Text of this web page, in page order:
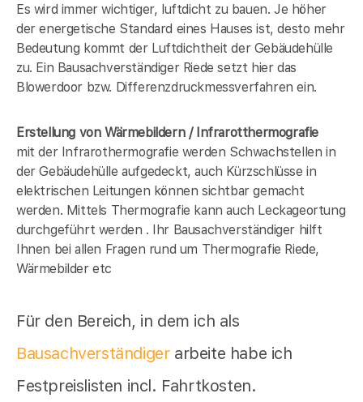
Es wird immer wichtiger, luftdicht zu bauen. Je höher
der energetische Standard eines Hauses ist, desto mehr
Bedeutung kommt der Luftdichtheit der Gebäudehülle
zu. Ein Bausachverständiger Riede setzt hier das
Blowerdoor bzw. Differenzdruckmessverfahren ein.
Erstellung von Wärmebildern / Infrarotthermografie
mit der Infrarothermografie werden Schwachstellen in
der Gebäudehülle aufgedeckt, auch Kürzschlüsse in
elektrischen Leitungen können sichtbar gemacht
werden. Mittels Thermografie kann auch Leckageortung
durchgeführt werden . Ihr Bausachverständiger hilft
Ihnen bei allen Fragen rund um Thermografie Riede,
Wärmebilder etc
Für den Bereich, in dem ich als
Bausachverständigerarbeite habe ich
Festpreislisten incl. Fahrtkosten.